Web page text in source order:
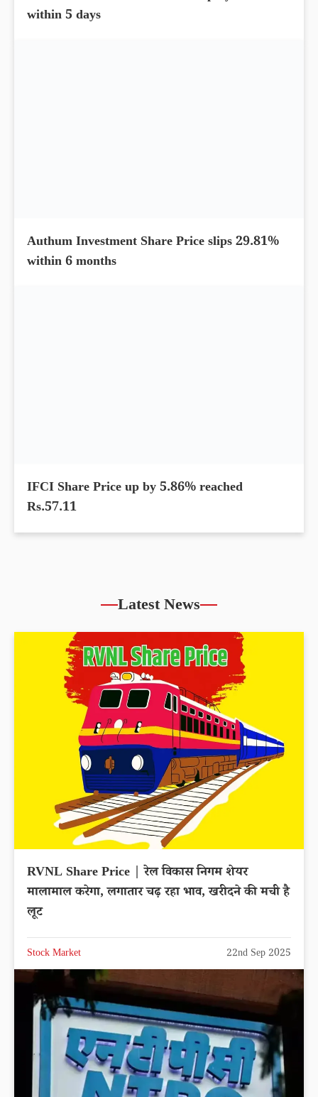
within 5 days
Authum Investment Share Price slips 29.81%
within 6 months
IFCI Share Price up by 5.86% reached
Rs.57.11
Latest News
RVNL Share Price | रेल विकास निगम शेयर
मालामाल करेगा, लगातार चढ़ रहा भाव, खरीदने की मची है
लूट
Stock Market 22nd Sep 2025